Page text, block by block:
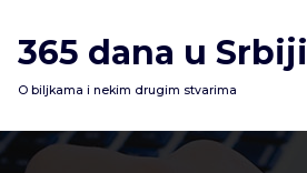
na
sadržaj
365 dana u Srbiji
O biljkama i nekim drugim stvarima